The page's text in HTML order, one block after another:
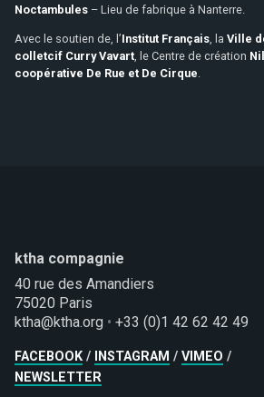
Noctambules – Lieu de fabrique à Nanterre.
Avec le soutien de, l’Institut Français , la Ville
colletcif Curry Vavart , le Centre de création
coopérative De Rue et De Cirque
NEWSLETTER
Pour recevoir les actualités de la ktha,
adresse. (Environ un e-mail par mois)
ktha compagnie
40 rue des Amandiers
75020 Paris
ktha@ktha.org • +33 (0)1 42 62 42 49
FACEBOOK INSTAGRAM
VIMEO
NEWSLETTER